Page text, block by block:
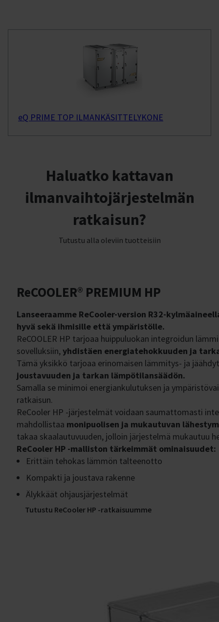
eQ PRIME TOP ILMANKÄSITTELYKONE
Haluatko kattavan
ilmanvaihtojärjestelmän
ratkaisun?
Tutustu alla oleviin tuotteisiin
ReCOOLER® PREMIUM HP
Lanseeraamme ReCooler-version R32-
hyvä sekä ihmisille että ympäristölle.
ReCOOLER HP tarjoaa huippuluokan integroidun
sovelluksiin,yhdistäen energiatehokkuuden ja
Tämä yksikkö tarjoaa erinomaisen lämmitys- ja
joustavuuden ja tarkan lämpötilansäädön.
Samalla se minimoi energiankulutuksen ja
ratkaisun.
ReCooler HP -järjestelmät voidaan saumattomasti
mahdollistaa monipuolisen ja mukautuvan
takaa skaalautuvuuden, jolloin järjestelmä mukautuu
ReCooler HP -malliston tärkeimmät ominaisuudet:
Erittäin tehokas lämmön talteenotto
Kompakti ja joustava rakenne
Älykkäät ohjausjärjestelmät
Tutustu ReCooler HP -ratkaisuumme